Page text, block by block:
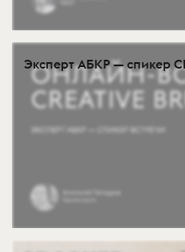
Эксперт АБКР — спикер